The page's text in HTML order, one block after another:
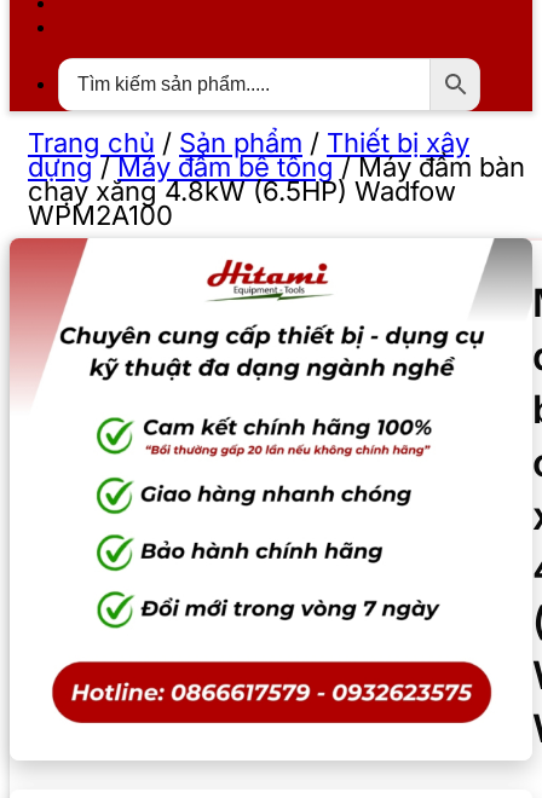
Trang chủ / Sản phẩm / Thiết bị xây
dựng/Máy đầm bê tông/Máy đầm bàn
chạy xăng 4.8kW (6.5HP) Wadfow
WPM2A100